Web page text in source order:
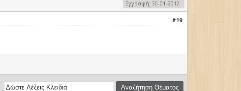
Εγγραφή: 30-01-2012
#19